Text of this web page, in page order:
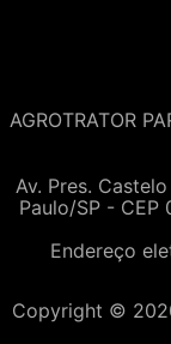
AGROTRATOR
Av. Pres.
Paulo/SP -
Endereço
Copyright ©